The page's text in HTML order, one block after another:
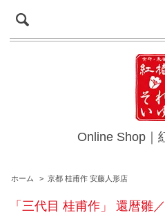
Online Shop｜
ホーム > 京都 桂甫作 安藤人形店
「三代目 桂甫作」 還暦雛